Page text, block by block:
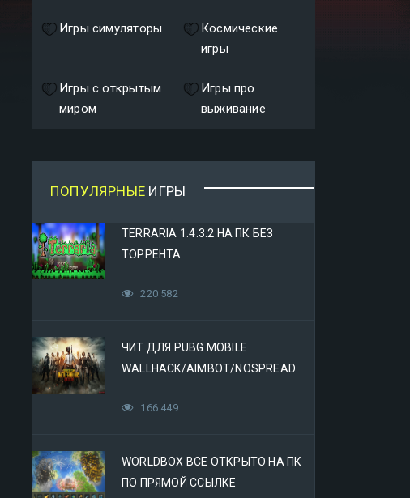
Игры симуляторы
Космические
игры
Игры с открытым
миром
Игры про
выживание
ПОПУЛЯРНЫЕ ИГРЫ
TERRARIA 1.4.3.2 НА ПК БЕЗ
ТОРРЕНТА
220 582
ЧИТ ДЛЯ PUBG MOBILE
WALLHACK/AIMBOT/NOSPREAD
166 449
WORLDBOX ВСЕ ОТКРЫТО НА ПК
ПО ПРЯМОЙ ССЫЛКЕ